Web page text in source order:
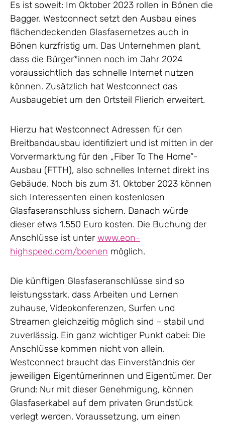
Es ist soweit: Im Oktober 2023 rollen in Bönen die
Bagger. Westconnect setzt den Ausbau eines
flächendeckenden Glasfasernetzes auch in
Bönen kurzfristig um. Das Unternehmen plant,
dass die Bürger*innen noch im Jahr 2024
voraussichtlich das schnelle Internet nutzen
können. Zusätzlich hat Westconnect das
Ausbaugebiet um den Ortsteil Flierich erweitert.
Hierzu hat Westconnect Adressen für den
Breitbandausbau identifiziert und ist mitten in der
Vorvermarktung für den „Fiber To The Home“-
Ausbau (FTTH), also schnelles Internet direkt ins
Gebäude. Noch bis zum 31. Oktober 2023 können
sich Interessenten einen kostenlosen
Glasfaseranschluss sichern. Danach würde
dieser etwa 1.550 Euro kosten. Die Buchung der
Anschlüsse ist unter www.eon-
highspeed.com/boenen möglich.
Die künftigen Glasfaseranschlüsse sind so
leistungsstark, dass Arbeiten und Lernen
zuhause, Videokonferenzen, Surfen und
Streamen gleichzeitig möglich sind – stabil und
zuverlässig. Ein ganz wichtiger Punkt dabei: Die
Anschlüsse kommen nicht von allein.
Westconnect braucht das Einverständnis der
jeweiligen Eigentümerinnen und Eigentümer. Der
Grund: Nur mit dieser Genehmigung, können
Glasfaserkabel auf dem privaten Grundstück
verlegt werden. Voraussetzung, um einen